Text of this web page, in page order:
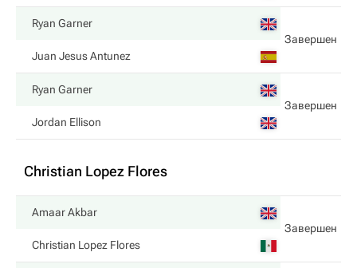
Ryan Garner
Завершен
Juan Jesus Antunez
Ryan Garner
Завершен
Jordan Ellison
Christian Lopez Flores
Amaar Akbar
Завершен
Christian Lopez Flores